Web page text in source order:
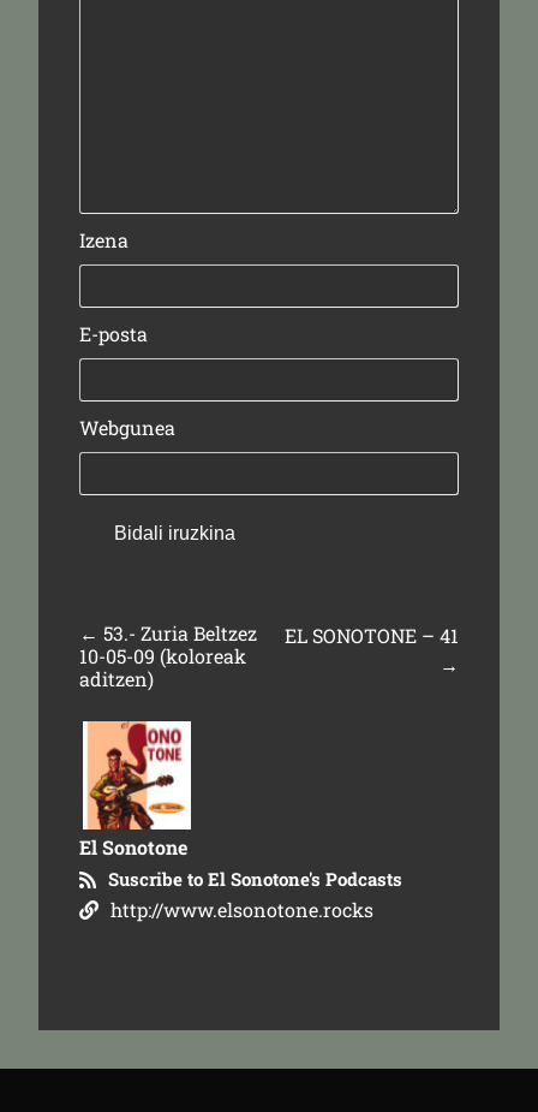
Izena
E-posta
Webgunea
← 53.- Zuria Beltzez
10-05-09 (koloreak
aditzen)
EL SONOTONE – 41
→
El Sonotone
Suscribe to El Sonotone's Podcasts
http://www.elsonotone.rocks